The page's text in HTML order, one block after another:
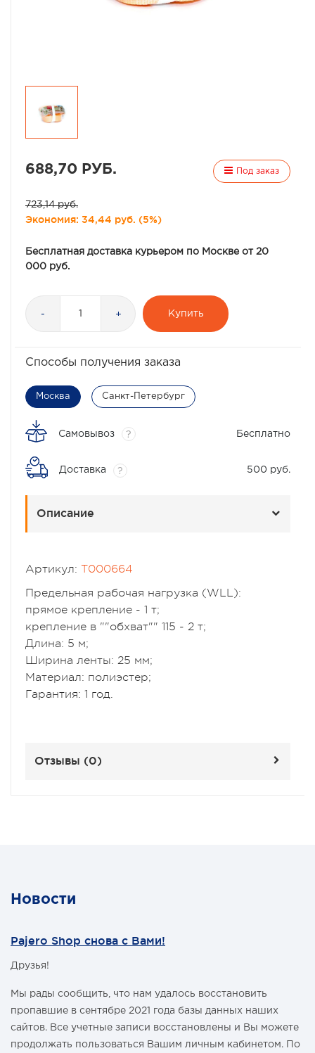
688,70 РУБ. Под заказ
723,14 руб.
Экономия: 34,44 руб. (5%)
Бесплатная доставка курьером по Москве от 20
000 руб.
- + Купить
Способы получения заказа
Москва Санкт-Петербург
Самовывоз ? Бесплатно
Доставка ? 500 руб.
Описание
Артикул: T000664
Предельная рабочая нагрузка (WLL):
прямое крепление - 1 т;
крепление в ""обхват"" 115 - 2 т;
Длина: 5 м;
Ширина ленты: 25 мм;
Материал: полиэстер;
Гарантия: 1 год.
Отзывы (0)
Новости
Pajero Shop снова с Вами!
Друзья!
Мы рады сообщить, что нам удалось восстановить
пропавшие в сентябре 2021 года базы данных наших
сайтов. Все учетные записи восстановлены и Вы можете
продолжать пользоваться Вашим личным кабинетом. По